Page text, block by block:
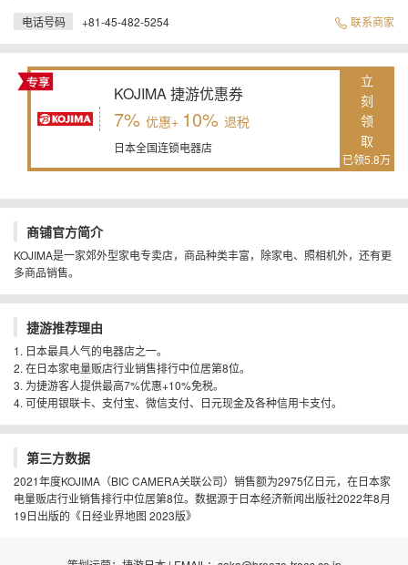
电话号码
+81-45-482-5254 联系商家
KOJIMA 捷游优惠券
7% 优惠+ 10% 退税
日本全国连锁电器店
立
刻
领
取
已领5.8万
商铺官方简介
KOJIMA是一家郊外型家电专卖店，商品种类丰富，除家电、照相机外，还有更
多商品销售。
捷游推荐理由
1. 日本最具人气的电器店之一。
2. 在日本家电量贩店行业销售排行中位居第8位。
3. 为捷游客人提供最高7%优惠+10%免税。
4. 可使用银联卡、支付宝、微信支付、日元现金及各种信用卡支付。
第三方数据
2021年度KOJIMA（BIC CAMERA关联公司）销售额为2975亿日元，在日本家
电量贩店行业销售排行中位居第8位。数据源于日本经济新闻出版社2022年8月
19日出版的《日经业界地图 2023版》